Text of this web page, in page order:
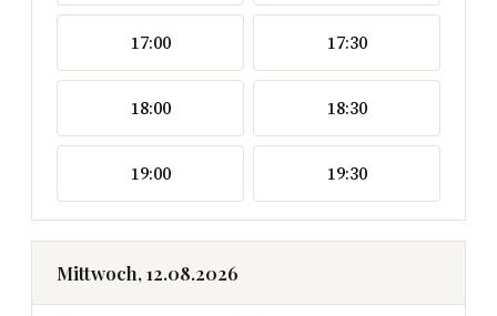
17:00 17:30
18:00 18:30
19:00 19:30
Mittwoch, 12.08.2026